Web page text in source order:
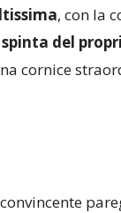
, con la
del
cornice